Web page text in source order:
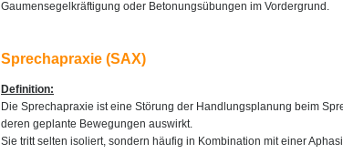
Gaumensegelkräftigung oder Betonungsübungen im Vordergrund.
Sprechapraxie (SAX)
Definition:
Die Sprechapraxie ist eine Störung der Handlungsplanung beim
deren geplante Bewegungen auswirkt.
Sie tritt selten isoliert, sondern häufig in Kombination mit einer